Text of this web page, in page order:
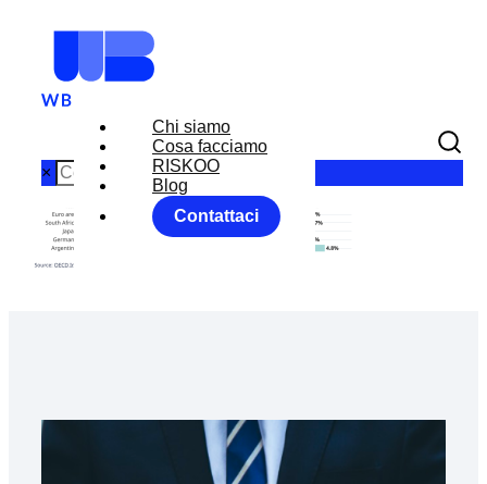
Chi siamo
Cosa facciamo
RISKOO
Blog
Contattaci
×